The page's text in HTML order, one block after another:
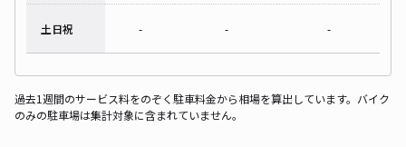
土日祝 - - -
過去1週間のサービス料をのぞく駐車料金から相場を算出しています。バイク
のみの駐車場は集計対象に含まれていません。